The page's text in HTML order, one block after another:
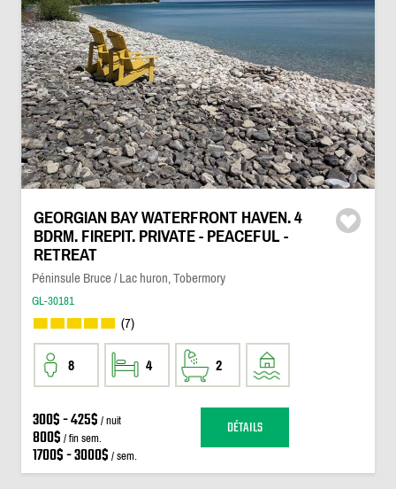
GEORGIAN BAY WATERFRONT HAVEN. 4
BDRM. FIREPIT. PRIVATE - PEACEFUL -
RETREAT
Péninsule Bruce / Lac huron, Tobermory
GL-30181
(7)
8 4 2
300$ - 425$ / nuit
800$ / fin sem.
1700$ - 3000$ / sem.
DÉTAILS